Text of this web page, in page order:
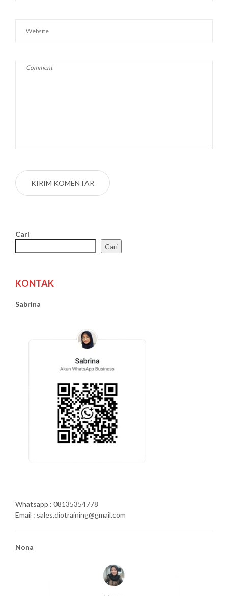
Cari
Cari
KONTAK
Sabrina
Whatsapp : 08135354778
Email : sales.diotraining@gmail.com
Nona